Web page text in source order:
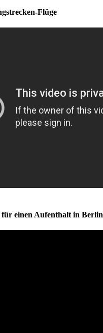
Flüge
einen Aufenthalt in Berlin